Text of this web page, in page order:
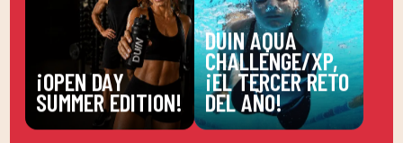
¡OPEN DAY
SUMMER EDITION!
DUIN AQUA
CHALLENGE/XP,
¡EL TERCER RETO
DEL AÑO!